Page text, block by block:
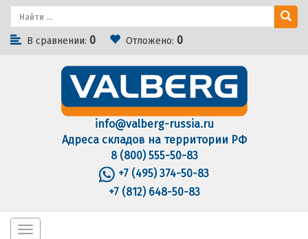
В сравнении: 0 Отложено: 0
info@valberg-russia.ru
Адреса складов на территории РФ
8 (800) 555-50-83
+7 (495) 374-50-83
+7 (812) 648-50-83
Toggle